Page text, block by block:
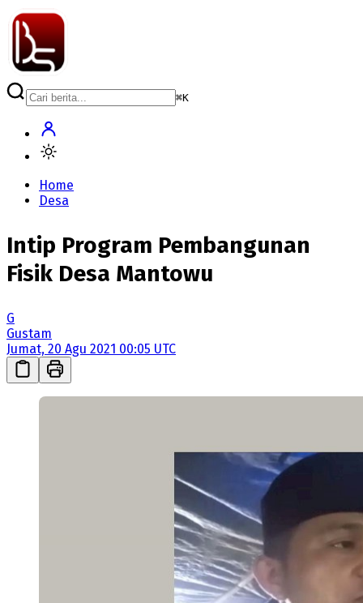
⌘K
Home
Desa
Intip Program Pembangunan
Fisik Desa Mantowu
G
Gustam
Jumat, 20 Agu 2021 00:05 UTC